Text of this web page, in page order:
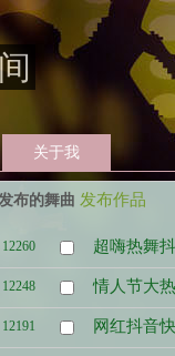
关于我
布的舞曲发布作品
12260 超嗨热舞
12248 情人节大
12191 网红抖音